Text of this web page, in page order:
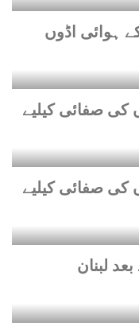
ہوائی اڈوں
کی صفائی کیلیے
کی صفائی کیلیے
لبنان